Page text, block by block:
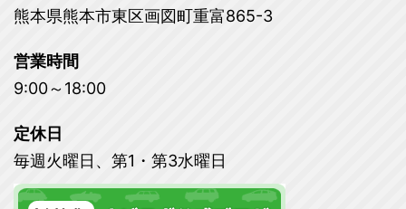
熊本県熊本市東区画図町重富865-3
営業時間
9:00～18:00
定休日
毎週火曜日、第1・第3水曜日